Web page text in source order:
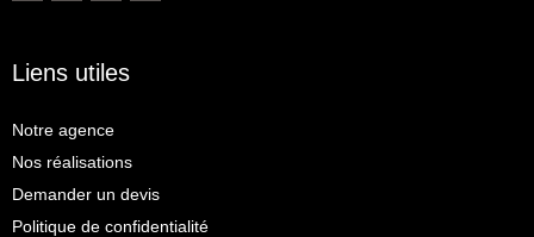
Liens utiles
Notre agence
Nos réalisations
Demander un devis
Politique de confidentialité